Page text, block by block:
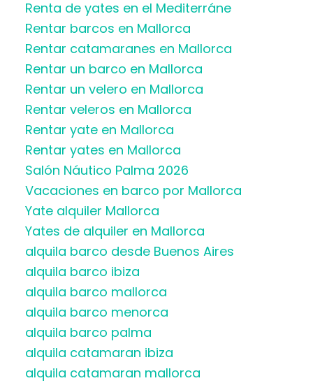
Renta de yates en el Mediterráne
Rentar barcos en Mallorca
Rentar catamaranes en Mallorca
Rentar un barco en Mallorca
Rentar un velero en Mallorca
Rentar veleros en Mallorca
Rentar yate en Mallorca
Rentar yates en Mallorca
Salón Náutico Palma 2026
Vacaciones en barco por Mallorca
Yate alquiler Mallorca
Yates de alquiler en Mallorca
alquila barco desde Buenos Aires
alquila barco ibiza
alquila barco mallorca
alquila barco menorca
alquila barco palma
alquila catamaran ibiza
alquila catamaran mallorca